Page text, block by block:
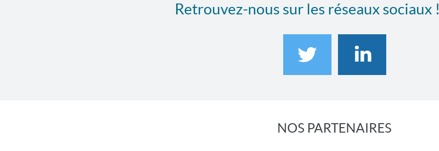
Retrouvez-nous sur les réseaux sociaux !
NOS PARTENAIRES